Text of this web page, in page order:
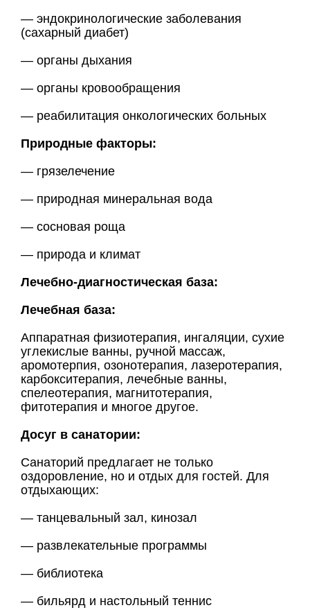
— эндокринологические заболевания
(сахарный диабет)
— органы дыхания
— органы кровообращения
— реабилитация онкологических больных
Природные факторы:
— грязелечение
— природная минеральная вода
— сосновая роща
— природа и климат
Лечебно-диагностическая база:
Лечебная база:
Аппаратная физиотерапия, ингаляции, сухие
углекислые ванны, ручной массаж,
аромотерпия, озонотерапия, лазеротерапия,
карбокситерапия, лечебные ванны,
спелеотерапия, магнитотерапия,
фитотерапия и многое другое.
Досуг в санатории:
Санаторий предлагает не только
оздоровление, но и отдых для гостей. Для
отдыхающих:
— танцевальный зал, кинозал
— развлекательные программы
— библиотека
— бильярд и настольный теннис